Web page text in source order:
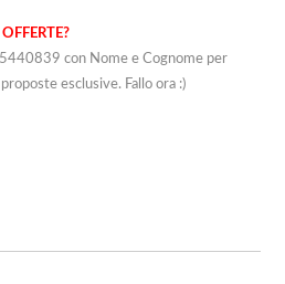
con Nome e Cognome per
esclusive. Fallo ora :)